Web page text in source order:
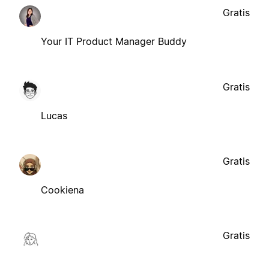
Your IT Product Manager Buddy
Gratis
Lucas
Gratis
Cookiena
Gratis
Gratis